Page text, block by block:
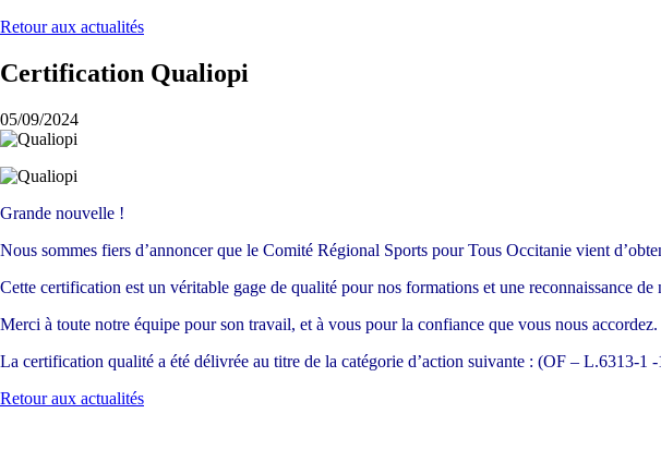
Retour aux actualités
Certification Qualiopi
05/09/2024
Grande nouvelle !
Nous sommes fiers d’annoncer que le Comité Régional Sports pour Tous Occitanie vient
Cette certification est un véritable gage de qualité pour nos formations et une reconnaissance
Merci à toute notre équipe pour son travail, et à vous pour la confiance que vous nous
La certification qualité a été délivrée au titre de la catégorie d’action suivante : (OF – L.6313-
Retour aux actualités